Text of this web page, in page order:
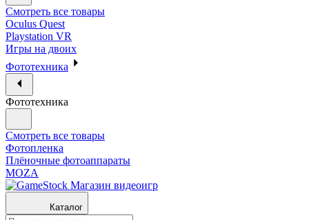
Смотреть все товары
Oculus Quest
Playstation VR
Игры на двоих
Фототехника
Фототехника
Смотреть все товары
Фотопленка
Плёночные фотоаппараты
MOZA
Каталог